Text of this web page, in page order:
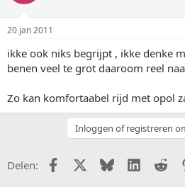
20 jan 2011
ikke ook niks begrijpt , ikke denke
benen veel te grot daaroom reel
Zo kan komfortaabel rijd met opol
Inloggen of registreren
Delen: FacebookX (Twitter)
BlueskyLinkedIn